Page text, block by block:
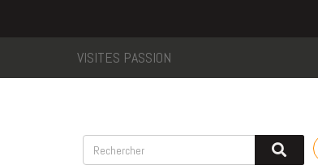
VISITES PASSION